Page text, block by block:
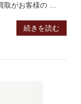
取がお客様の …
続きを読む